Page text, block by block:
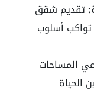
تقديم شقق
أسلوب
المساحات
الحياة